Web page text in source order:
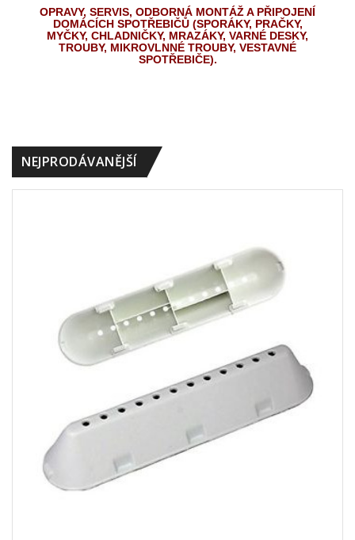
OPRAVY, SERVIS, ODBORNÁ MONTÁŽ A PŘIPOJENÍ
DOMÁCÍCH SPOTŘEBIČŮ (SPORÁKY, PRAČKY,
MYČKY, CHLADNIČKY, MRAZÁKY, VARNÉ DESKY,
TROUBY, MIKROVLNNÉ TROUBY, VESTAVNÉ
SPOTŘEBIČE).
NEJPRODÁVANĚJŠÍ